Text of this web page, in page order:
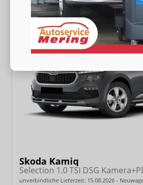
Skoda Kamiq
unverbindliche Lieferzeit: 15.08.2026